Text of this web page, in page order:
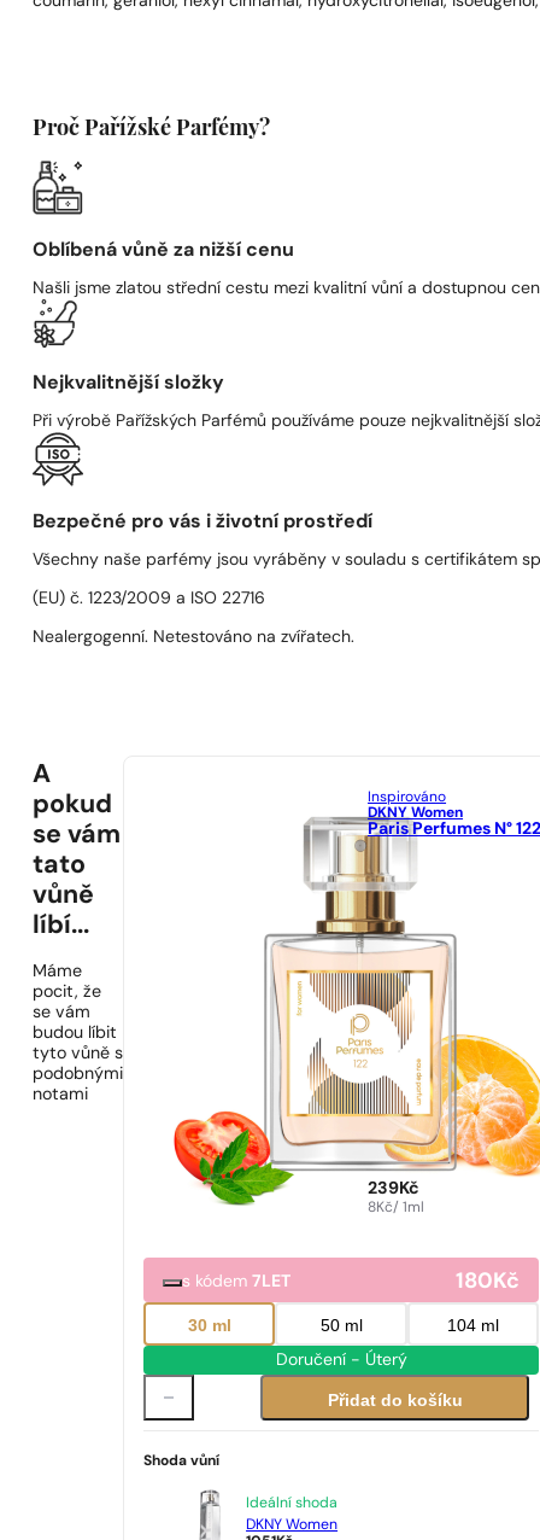
Proč Pařížské Parfémy?
Oblíbená vůně za nižší cenu
Našli jsme zlatou střední cestu mezi kvalitní vůní a dostupnou
Nejkvalitnější složky
Při výrobě Pařížských Parfémů používáme pouze nejkvalitnější
Bezpečné pro vás i životní prostředí
Všechny naše parfémy jsou vyráběny v souladu s certifikátem
(EU) č. 1223/2009 a ISO 22716
Nealergogenní. Netestováno na zvířatech.
A
pokud
se vám
tato
vůně
líbí...
Máme
pocit, že
se vám
budou líbit
tyto vůně s
podobnými
notami
Inspirováno
DKNY Women
Paris Perfumes N°
239Kč
8Kč/ 1ml
s kódem7LET 180Kč
30 ml 50 ml 104 ml
Doručení - Úterý
Přidat do košíku
Shoda vůní
Ideální shoda
DKNY Women